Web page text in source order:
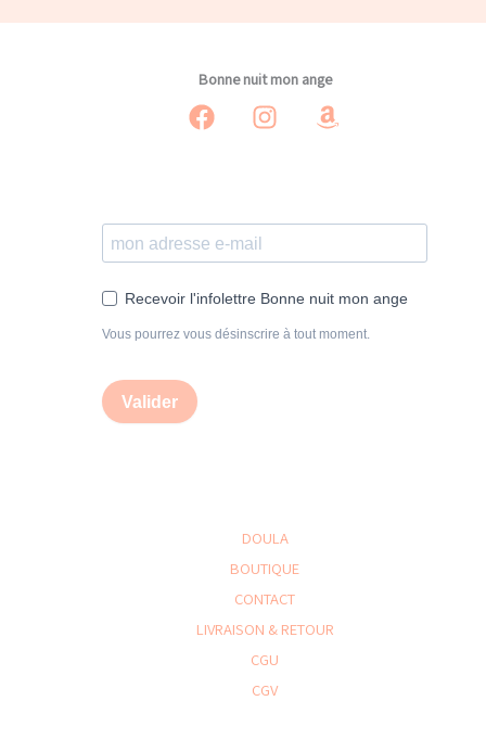
Bonne nuit mon ange
Recevoir l'infolettre Bonne nuit mon ange
Vous pourrez vous désinscrire à tout moment.
Valider
DOULA
BOUTIQUE
CONTACT
LIVRAISON & RETOUR
CGU
CGV